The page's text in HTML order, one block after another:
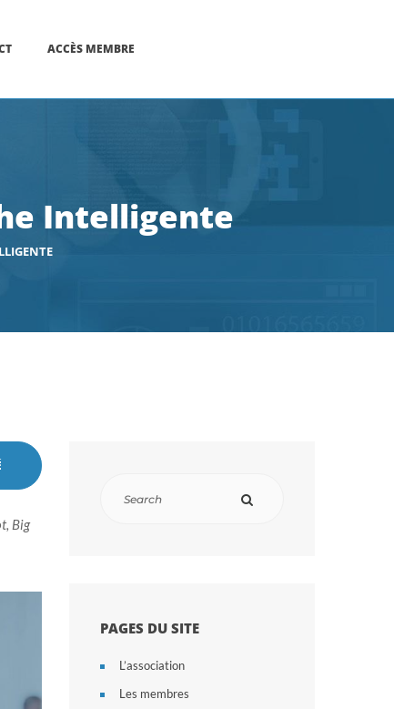
ACCÈS MEMBRE
Intelligente
Big
PAGES DU SITE
L’association
Les membres